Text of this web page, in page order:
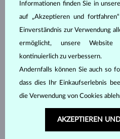
Informationen finden Sie in
auf „Akzeptieren und
Einverständnis zur Verwendung
ermöglicht, unsere
kontinuierlich zu verbessern.
Andernfalls können Sie auch so
dass dies Ihr Einkaufserlebnis
die Verwendung von Cookies
AKZEPTIEREN